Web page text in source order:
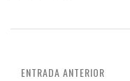
ENTRADA ANTERIOR